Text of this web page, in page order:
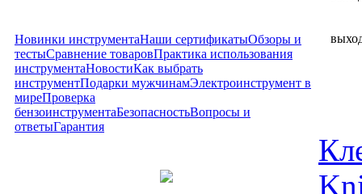
Новинки инструментаНаши сертификатыОбзоры и
тестыСравнение товаровПрактика использования
инструментаНовостиКак выбрать
инструментПодарки мужчинамЭлектроинструмент в
миреПроверка
бензоинструментаБезопасностьВопросы и
ответыГарантия